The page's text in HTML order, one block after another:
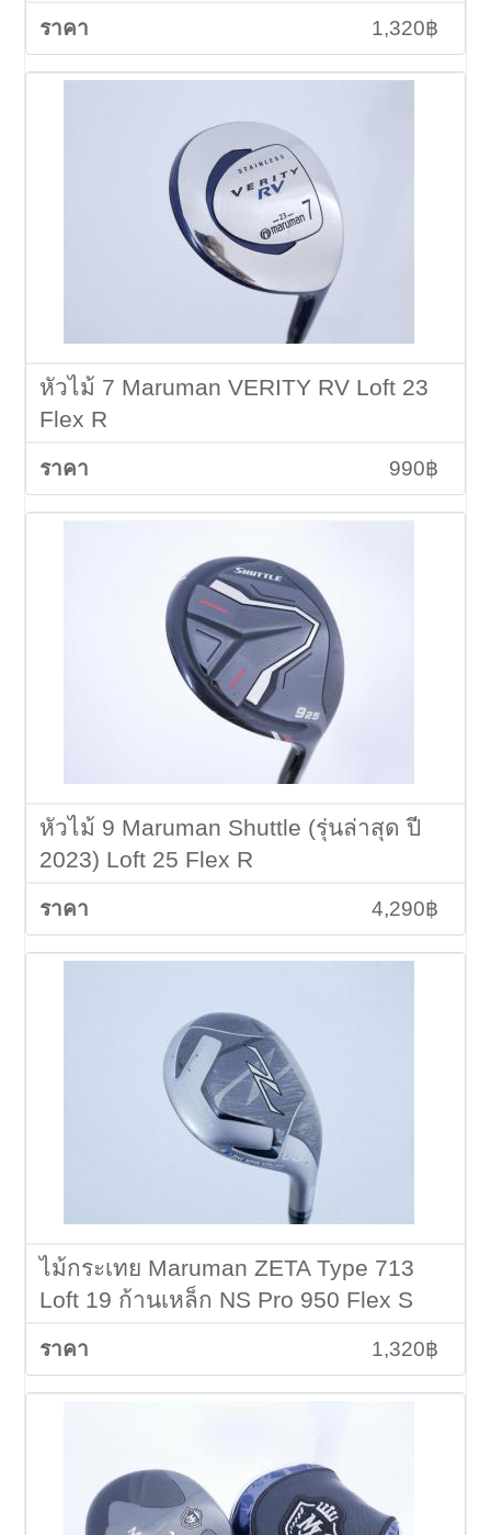
1,320฿
หัวไม้ 7 Maruman VERITY RV Loft 23
Flex R
990฿
หัวไม้ 9 Maruman Shuttle (รุ่นล่าสุด ปี
2023) Loft 25 Flex R
4,290฿
ไม้กระเทย Maruman ZETA Type 713
Loft 19 ก้านเหล็ก NS Pro 950 Flex S
1,320฿